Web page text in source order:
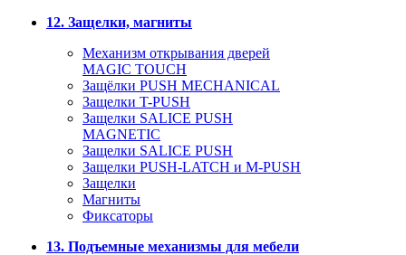
12. Защелки, магниты
Механизм открывания дверей
MAGIC TOUCH
Защёлки PUSH MECHANICAL
Защелки T-PUSH
Защелки SALICE PUSH
MAGNETIC
Защелки SALICE PUSH
Защелки PUSH-LATCH и M-PUSH
Защелки
Магниты
Фиксаторы
13. Подъемные механизмы для мебели